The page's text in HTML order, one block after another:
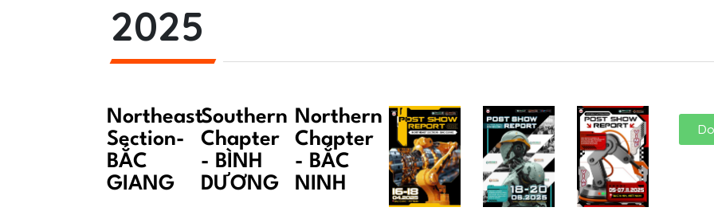
2025
Northeast
Section-
BẮC
GIANG
Southern
Chapter
- BÌNH
DƯƠNG
Northern
Chapter
- BẮC
NINH